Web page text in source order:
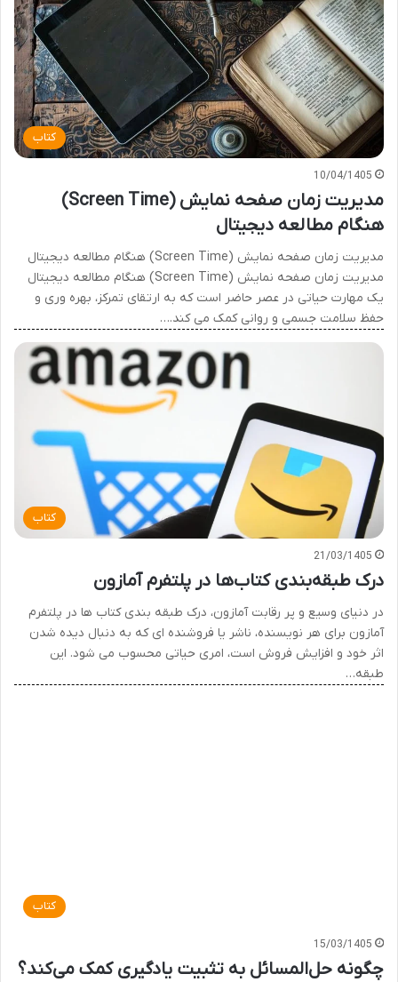
کتاب
10/04/1405
مدیریت زمان صفحه نمایش (Screen Time)
هنگام مطالعه دیجیتال
مدیریت زمان صفحه نمایش (Screen Time) هنگام مطالعه دیجیتال
مدیریت زمان صفحه نمایش (Screen Time) هنگام مطالعه دیجیتال
یک مهارت حیاتی در عصر حاضر است که به ارتقای تمرکز، بهره وری و
حفظ سلامت جسمی و روانی کمک می کند.…
کتاب
21/03/1405
درک طبقه‌بندی کتاب‌ها در پلتفرم آمازون
در دنیای وسیع و پر رقابت آمازون، درک طبقه بندی کتاب ها در پلتفرم
آمازون برای هر نویسنده، ناشر یا فروشنده ای که به دنبال دیده شدن
اثر خود و افزایش فروش است، امری حیاتی محسوب می شود. این
طبقه…
کتاب
15/03/1405
چگونه حل‌المسائل به تثبیت یادگیری کمک می‌کند؟